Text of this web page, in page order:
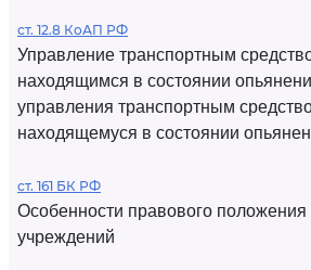
ст. 12.8 КоАП РФ
Управление транспортным
находящимся в состоянии
управления транспортным
находящемуся в состоянии
ст. 161 БК РФ
Особенности правового положения
учреждений